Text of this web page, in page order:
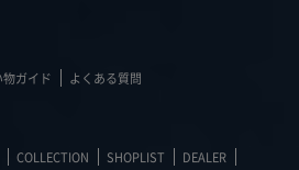
物ガイド よくある質問
COLLECTION SHOPLIST
DEALER